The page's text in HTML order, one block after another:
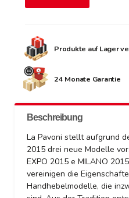
Produkte auf Lager
24 Monate Garantie
Beschreibung
La Pavoni stellt aufgrund
2015 drei neue Modelle
EXPO 2015 e MILANO
vereinigen die
Handhebelmodelle, die